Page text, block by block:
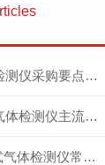
2026工业气体检测仪采购要点：如何分辨固定式、复合、泵吸式检测仪优劣
2026年硫化氢气体检测仪主流品牌盘点及选型硬性要求
及时解决在线式气体检测仪常见问题有助于保障人员安全